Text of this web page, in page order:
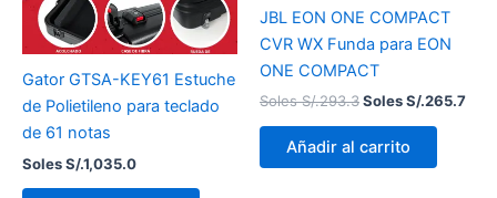
Gator GTSA-KEY61 Estuche
de Polietileno para teclado
de 61 notas
Soles S/.1,035.0
JBL EON ONE COMPACT
CVR WX Funda para EON
ONE COMPACT
Soles S/.293.3Soles S/.265.7
Añadir al carrito